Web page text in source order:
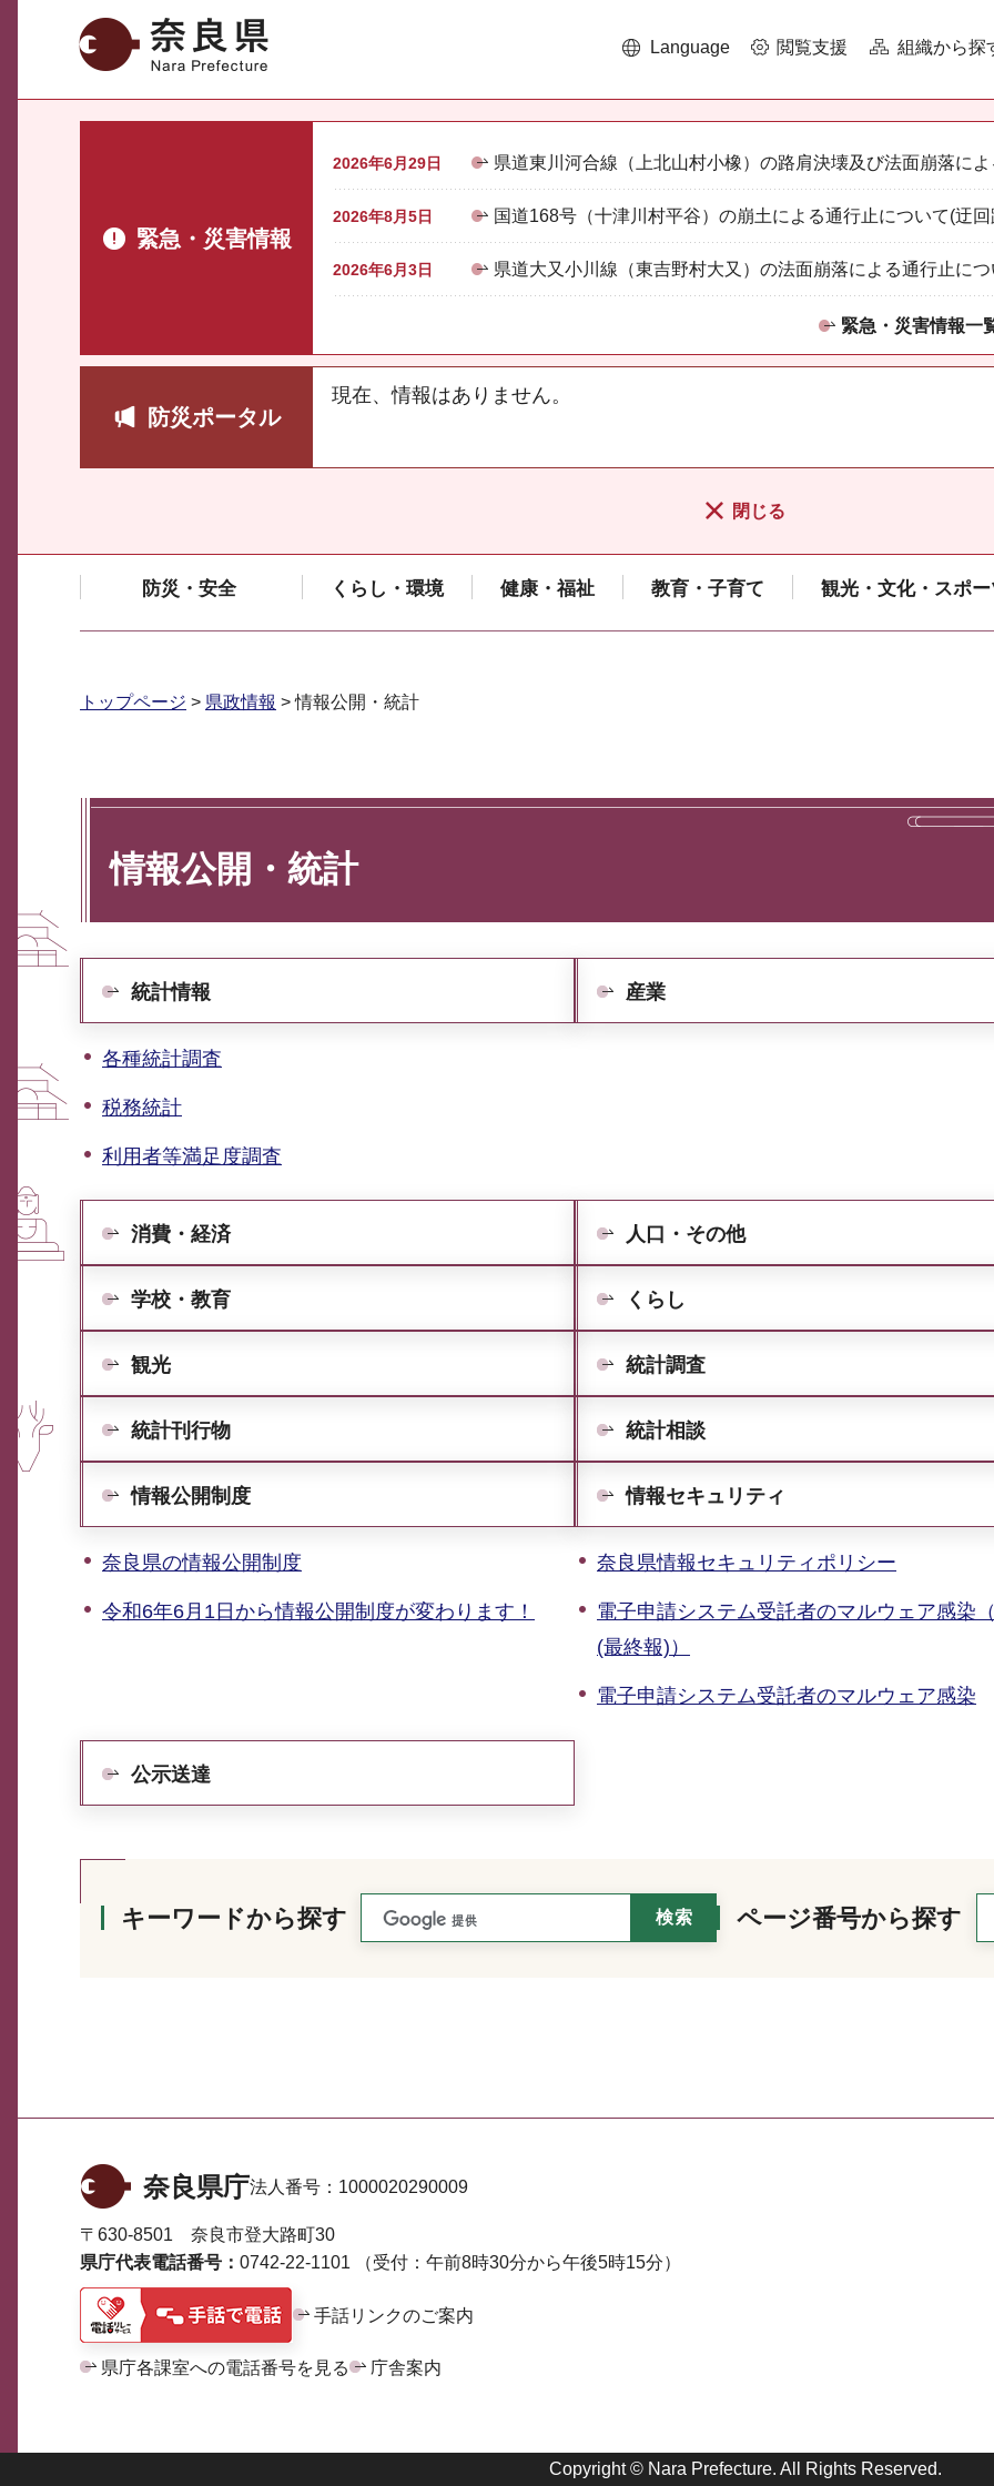
奈良県 Language 閲覧支援 組織から探
緊急・災害情報
2026年6月29日 県道東川河合線（上北山村小橡）の路肩決壊及び法面崩落に
2026年8月5日 国道168号（十津川村平谷）の崩土による通行止について(迂
2026年6月3日 県道大又小川線（東吉野村大又）の法面崩落による通行止に
緊急・災害情報一
防災ポータル
現在、情報はありません。
閉じる
防災・安全 くらし・環境 健康・福祉 教育・子育て 観光・文化・スポー
トップページ > 県政情報 > 情報公開・統計
情報公開・統計
統計情報
各種統計調査
税務統計
利用者等満足度調査
産業
消費・経済 人口・その他
学校・教育 くらし
観光 統計調査
統計刊行物 統計相談
情報公開制度
奈良県の情報公開制度
令和6年6月1日から情報公開制度が変わります！
情報セキュリティ
奈良県情報セキュリティポリシー
電子申請システム受託者のマルウェア感染
(最終報)）
電子申請システム受託者のマルウェア感染
公示送達
キーワードから探す ページ番号から探す
奈良県庁法人番号： 1000020290009
〒630-8501 奈良市登大路町30
県庁代表電話番号： 0742-22-1101 （受付：午前8時30分から午後5時15分）
手話リンクのご案内
県庁各課室への電話番号を見る 庁舎案内
Copyright © Nara Prefecture. All Rights Reserved.